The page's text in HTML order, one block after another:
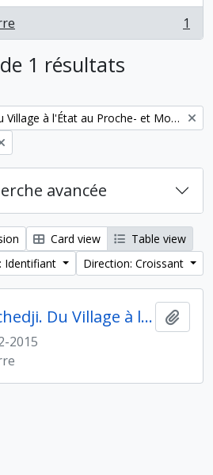
1
1 résultats
Pierre de Miroschedji. Du Village à l'État au Proche- et Moyen-Orient
avancée
Card view
Table view
Identifiant
Direction: Croissant
Pierre de Miroschedji. Du Village à l'État au Proche- et Moyen-Orient
2015